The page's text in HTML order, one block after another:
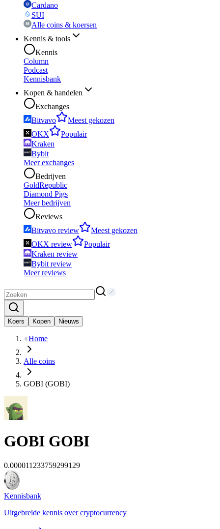
Cardano
SUI
Alle coins & koersen
Kennis & tools
Kennis
Column
Podcast
Kennisbank
Kopen & handelen
Exchanges
Bitvavo
Meest gekozen
OKX
Populair
Kraken
Bybit
Meer exchanges
Bedrijven
GoldRepublic
Diamond Pigs
Meer bedrijven
Reviews
Bitvavo review
Meest gekozen
OKX review
Populair
Kraken review
Bybit review
Meer reviews
Koers Kopen Nieuws
Home
Alle coins
GOBI (GOBI)
GOBI GOBI
0.000011233759299129
Kennisbank
Uitgebreide kennis over cryptocurrency